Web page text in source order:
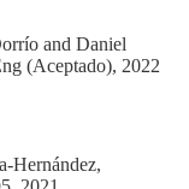
and Daniel
(Aceptado), 2022
Hernández,